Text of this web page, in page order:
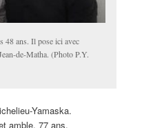
48 ans. Il pose ici avec
de-Matha. (Photo P.Y.
Yamaska.
amble, 77 ans.